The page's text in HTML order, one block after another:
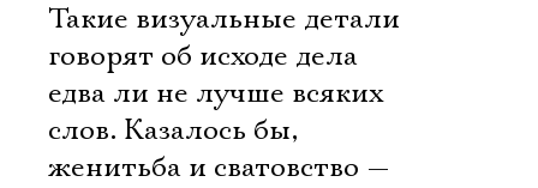
Такие визуальные детали
говорят об исходе дела
едва ли не лучше всяких
слов. Казалось бы,
женитьба и сватовство —